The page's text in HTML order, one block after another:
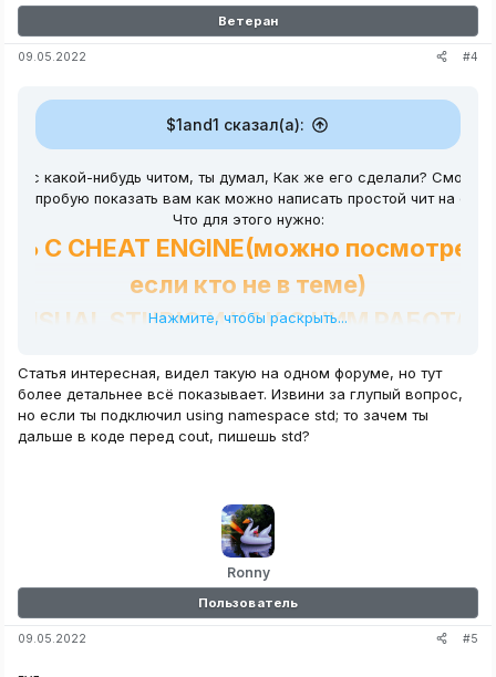
Ветеран
09.05.2022 #4
$1and1 сказал(а):
с какой-нибудь читом, ты думал, Как же его сделали? Смогу
Я попробую показать вам как можно написать простой чит на c++.
Что для этого нужно:
С CHEAT ENGINE(можно
если кто не в теме)
VISUAL STUDIO И КАК С НИМ
АВТОМАТИЧЕСКИ МЕНЯЛО ЗНАЧЕНИЕ НА УКАЗАННОЕ)
STUDIO СОЗДАЁМ ПРОЕКТ, ШАБЛОНЫ КОНСОЛЬНОЕ
И ТАМ ЖЕ ПИШЕМ:
Нажмите, чтобы раскрыть...
Статья интересная, видел такую на одном форуме, но тут
более детальнее всё показывает. Извини за глупый вопрос,
но если ты подключил using namespace std; то зачем ты
дальше в коде перед cout, пишешь std?
Ronny
Пользователь
09.05.2022 #5